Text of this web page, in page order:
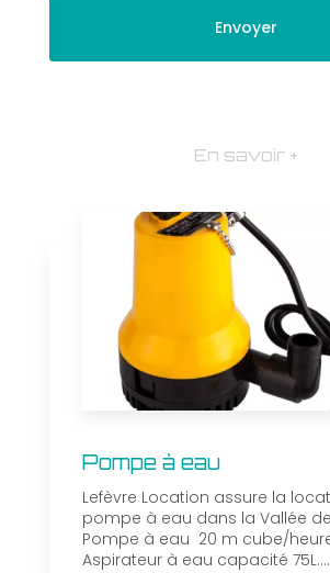
En savoir +
Pompe à eau
Lefèvre Location assure la
pompe à eau dans la Vallée
Pompe à eau 20 m cube/
Aspirateur à eau capacité 75L....